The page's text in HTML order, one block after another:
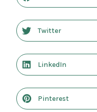
Twitter
LinkedIn
Pinterest